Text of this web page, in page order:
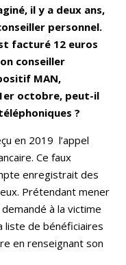
il y a deux ans,
personnel.
facturé 12 euros
conseiller
MAN,
octobre, peut-il
?
en 2019 l’appel
Ce faux
enregistrait des
Prétendant mener
à la victime
liste de bénéficiaires
en renseignant son